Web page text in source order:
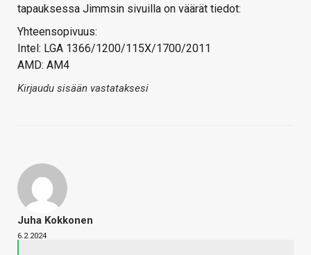
tapauksessa Jimmsin sivuilla on väärät tiedot:
Yhteensopivuus:
Intel: LGA 1366/1200/115X/1700/2011
AMD: AM4
Kirjaudu sisään vastataksesi
Juha Kokkonen
6.2.2024